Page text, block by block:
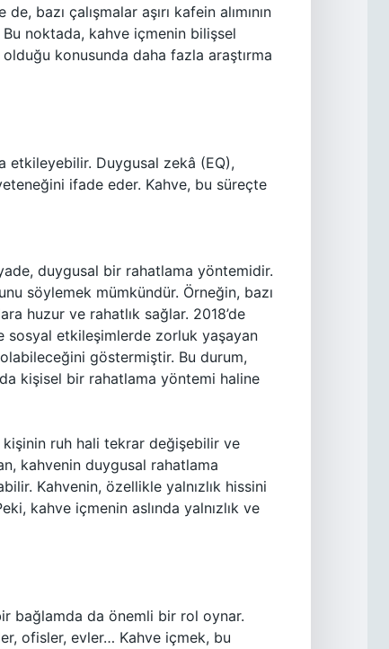
bazı çalışmalar aşırı kafein alımının
noktada, kahve içmenin bilişsel
konusunda daha fazla araştırma
etkileyebilir. Duygusal zekâ (EQ),
ifade eder. Kahve, bu süreçte
duygusal bir rahatlama yöntemidir.
söylemek mümkündür. Örneğin, bazı
huzur ve rahatlık sağlar. 2018’de
sosyal etkileşimlerde zorluk yaşayan
göstermiştir. Bu durum,
kişisel bir rahatlama yöntemi haline
ruh hali tekrar değişebilir ve
kahvenin duygusal rahatlama
Kahvenin, özellikle yalnızlık hissini
kahve içmenin aslında yalnızlık ve
bağlamda da önemli bir rol oynar.
ofisler, evler… Kahve içmek, bu